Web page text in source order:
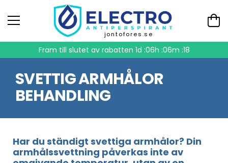
jontofores.se
Fram till slutet av rabatten 1d :06h :06m :18
SVETTIG ARMHÅLOR
BEHANDLING
Har du ständigt svettiga armhålor? Din
armhålssvettning påverkas inte av